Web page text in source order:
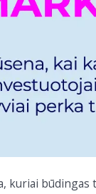
kuriai